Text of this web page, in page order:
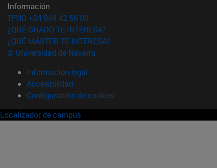
Información
TFNO +34 948 42 56 00
¿QUÉ GRADO TE INTERESA?
¿QUÉ MÁSTER TE INTERESA?
© Universidad de Navarra
Información legal
Accesibilidad
Configuración de cookies
Localizador de campus